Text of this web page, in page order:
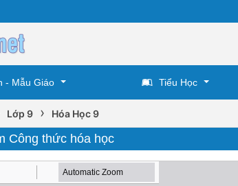
- Mẫu Giáo Tiểu Học
Lớp 9 › Hóa Học 9
Công thức hóa học